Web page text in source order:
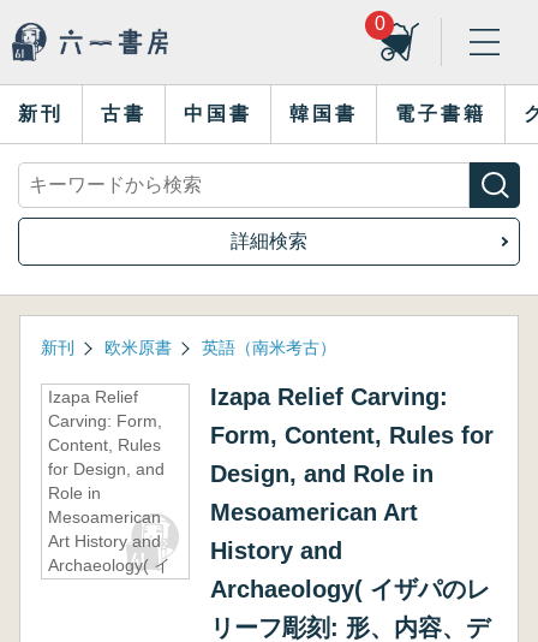
0
新刊 古書 中国書 韓国書 電子書籍
詳細検索
新刊 欧米原書 英語（南米考古）
Izapa Relief
Carving: Form,
Content, Rules
for Design, and
Role in
Mesoamerican
Art History and
Archaeology( イ
Izapa Relief Carving:
Form, Content, Rules for
Design, and Role in
Mesoamerican Art
History and
Archaeology( イザパのレ
リーフ彫刻: 形、内容、デ